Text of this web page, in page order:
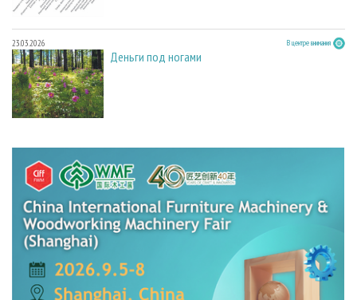
23.03.2026 В центре внимания
Деньги под ногами